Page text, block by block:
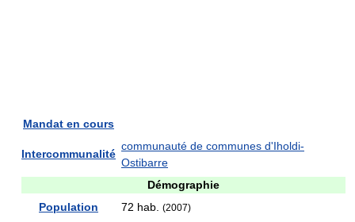
Mandat en cours
Intercommunalité
communauté de communes d'Iholdi-
Ostibarre
Démographie
Population
72 hab. (2007)